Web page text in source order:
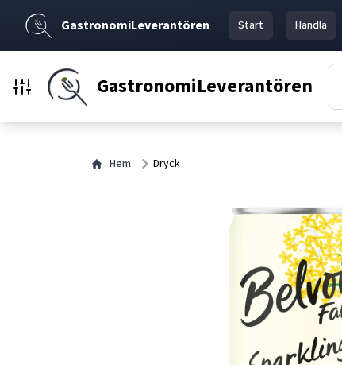
GastronomiLeverantören Start Handla
GastronomiLeverantören
Hem Dryck